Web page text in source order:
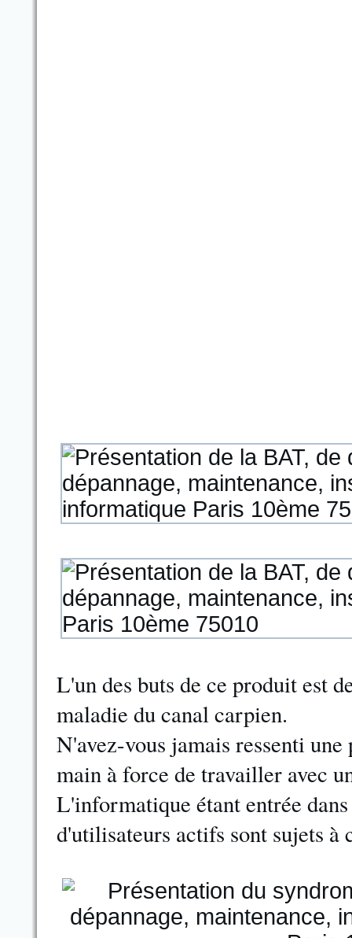
L'un des buts de ce produit est
maladie du canal carpien.
N'avez-vous jamais ressenti
main à force de travailler avec
L'informatique étant entrée
d'utilisateurs actifs sont sujets à